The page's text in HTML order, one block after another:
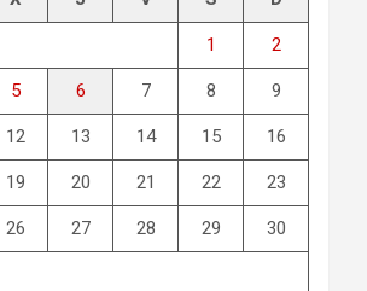
1 2
5 6 7 8 9
12 13 14 15 16
19 20 21 22 23
26 27 28 29 30